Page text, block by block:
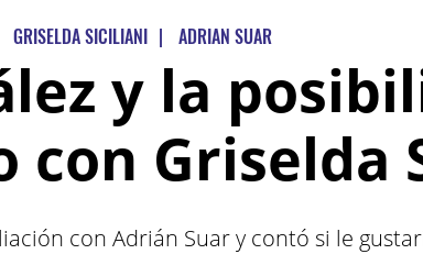
GRISELDA SICILIANI | ADRIAN SUAR
y la
con Griselda
con Adrián Suar y contó si le